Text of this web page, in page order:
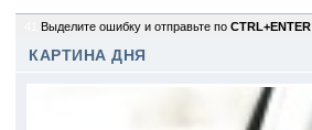
Выделите ошибку и отправьте по CTRL+ENTER
КАРТИНА ДНЯ